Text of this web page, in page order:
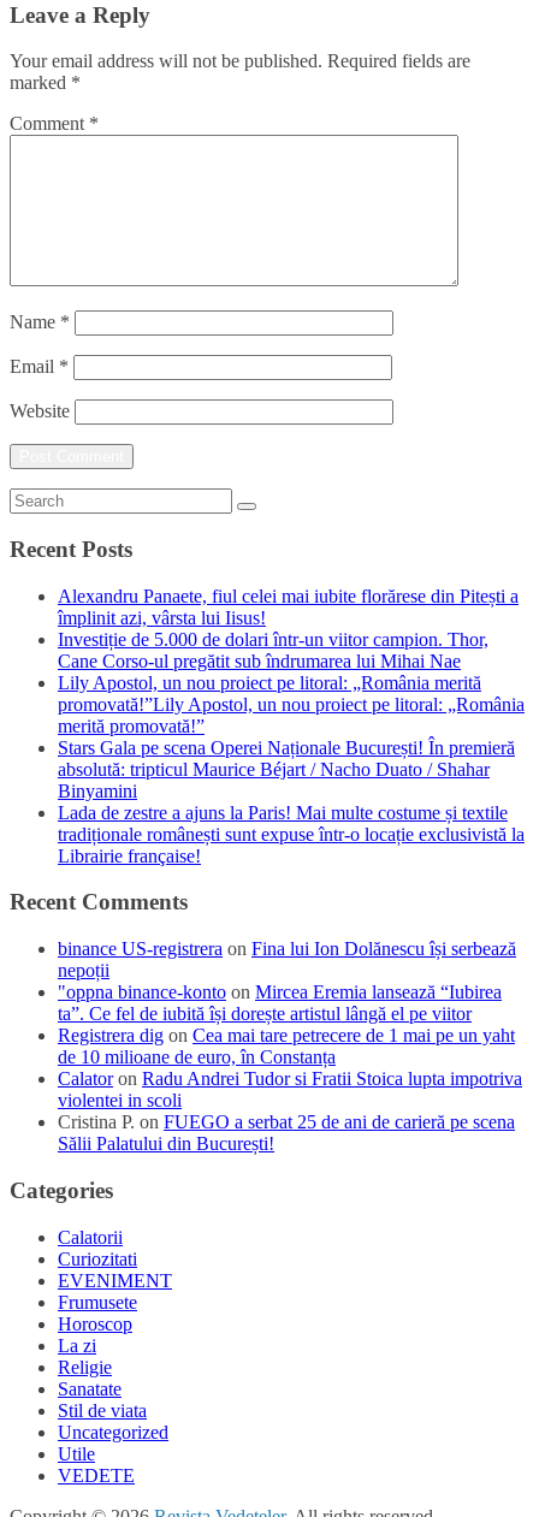
Leave a Reply
Your email address will not be published. Required fields are
marked *
Comment *
Name *
Email *
Website
Recent Posts
Alexandru Panaete, fiul celei mai iubite florărese din Pitești a
împlinit azi, vârsta lui Iisus!
Investiție de 5.000 de dolari într-un viitor campion. Thor,
Cane Corso-ul pregătit sub îndrumarea lui Mihai Nae
Lily Apostol, un nou proiect pe litoral: „România merită
promovată!”Lily Apostol, un nou proiect pe litoral: „România
merită promovată!”
Stars Gala pe scena Operei Naționale București! În premieră
absolută: tripticul Maurice Béjart / Nacho Duato / Shahar
Binyamini
Lada de zestre a ajuns la Paris! Mai multe costume și textile
tradiționale românești sunt expuse într-o locație exclusivistă la
Librairie française!
Recent Comments
binance US-registrera on Fina lui Ion Dolănescu își serbează
nepoții
"oppna binance-konto on Mircea Eremia lansează “Iubirea
ta”. Ce fel de iubită își dorește artistul lângă el pe viitor
Registrera dig on Cea mai tare petrecere de 1 mai pe un yaht
de 10 milioane de euro, în Constanța
Calatoron Radu Andrei Tudor si Fratii Stoica lupta impotriva
violentei in scoli
Cristina P. on FUEGO a serbat 25 de ani de carieră pe scena
Sălii Palatului din București!
Categories
Calatorii
Curiozitati
EVENIMENT
Frumusete
Horoscop
La zi
Religie
Sanatate
Stil de viata
Uncategorized
Utile
VEDETE